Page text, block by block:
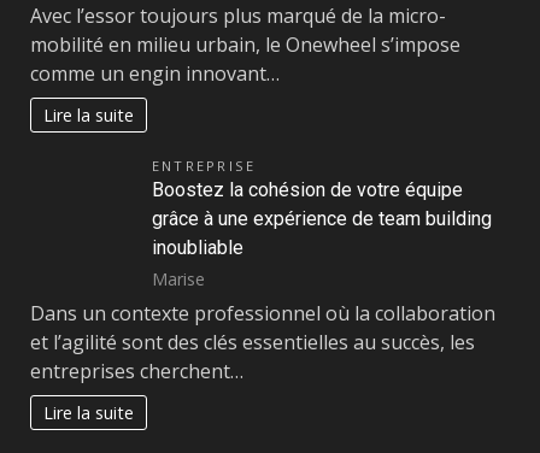
Avec l’essor toujours plus marqué de la micro-
mobilité en milieu urbain, le Onewheel s’impose
comme un engin innovant…
Lire la suite
ENTREPRISE
Boostez la cohésion de votre équipe
grâce à une expérience de team building
inoubliable
Marise
Dans un contexte professionnel où la collaboration
et l’agilité sont des clés essentielles au succès, les
entreprises cherchent…
Lire la suite